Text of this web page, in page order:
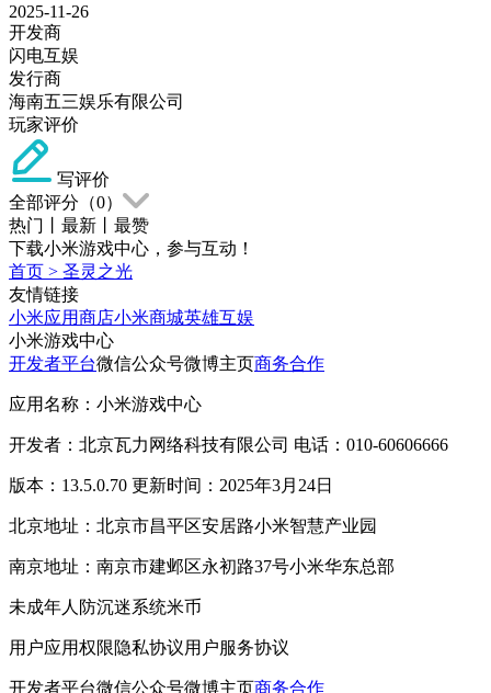
2025-11-26
开发商
闪电互娱
发行商
海南五三娱乐有限公司
玩家评价
写评价
全部评分（0）
热门
最新
最赞
下载小米游戏中心，参与互动！
首页 > 圣灵之光
友情链接
小米应用商店小米商城英雄互娱
小米游戏中心
开发者平台微信公众号微博主页商务合作
应用名称：小米游戏中心
开发者：北京瓦力网络科技有限公司 电话：010-60606666
版本：13.5.0.70 更新时间：2025年3月24日
北京地址：北京市昌平区安居路小米智慧产业园
南京地址：南京市建邺区永初路37号小米华东总部
未成年人防沉迷系统米币
用户应用权限隐私协议用户服务协议
开发者平台微信公众号微博主页商务合作